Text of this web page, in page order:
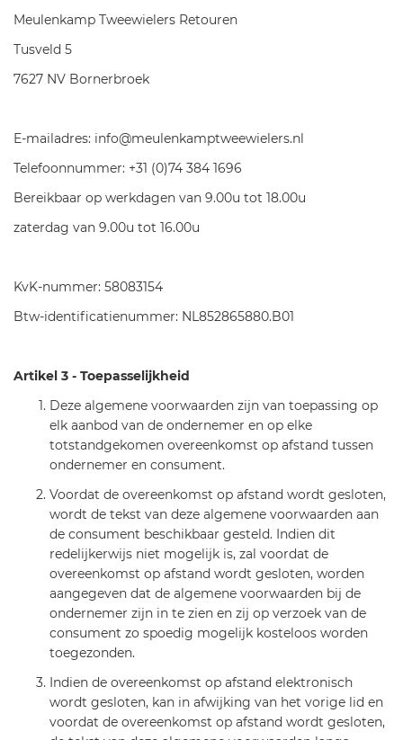
Meulenkamp Tweewielers Retouren
Tusveld 5
7627 NV Bornerbroek
E-mailadres: info@meulenkamptweewielers.nl
Telefoonnummer: +31 (0)74 384 1696
Bereikbaar op werkdagen van 9.00u tot 18.00u
zaterdag van 9.00u tot 16.00u
KvK-nummer: 58083154
Btw-identificatienummer: NL852865880.B01
Artikel 3 - Toepasselijkheid
Deze algemene voorwaarden zijn van toepassing op
elk aanbod van de ondernemer en op elke
totstandgekomen overeenkomst op afstand tussen
ondernemer en consument.
Voordat de overeenkomst op afstand wordt gesloten,
wordt de tekst van deze algemene voorwaarden aan
de consument beschikbaar gesteld. Indien dit
redelijkerwijs niet mogelijk is, zal voordat de
overeenkomst op afstand wordt gesloten, worden
aangegeven dat de algemene voorwaarden bij de
ondernemer zijn in te zien en zij op verzoek van de
consument zo spoedig mogelijk kosteloos worden
toegezonden.
Indien de overeenkomst op afstand elektronisch
wordt gesloten, kan in afwijking van het vorige lid en
voordat de overeenkomst op afstand wordt gesloten,